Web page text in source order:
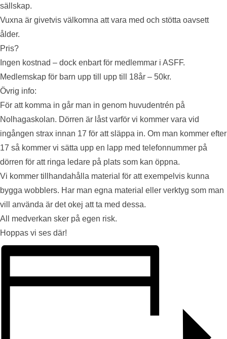
sällskap.
Vuxna är givetvis välkomna att vara med och stötta oavsett
ålder.
Pris?
Ingen kostnad – dock enbart för medlemmar i ASFF.
Medlemskap för barn upp till upp till 18år – 50kr.
Övrig info:
För att komma in går man in genom huvudentrén på
Nolhagaskolan. Dörren är låst varför vi kommer vara vid
ingången strax innan 17 för att släppa in. Om man kommer efter
17 så kommer vi sätta upp en lapp med telefonnummer på
dörren för att ringa ledare på plats som kan öppna.
Vi kommer tillhandahålla material för att exempelvis kunna
bygga wobblers. Har man egna material eller verktyg som man
vill använda är det okej att ta med dessa.
All medverkan sker på egen risk.
Hoppas vi ses där!